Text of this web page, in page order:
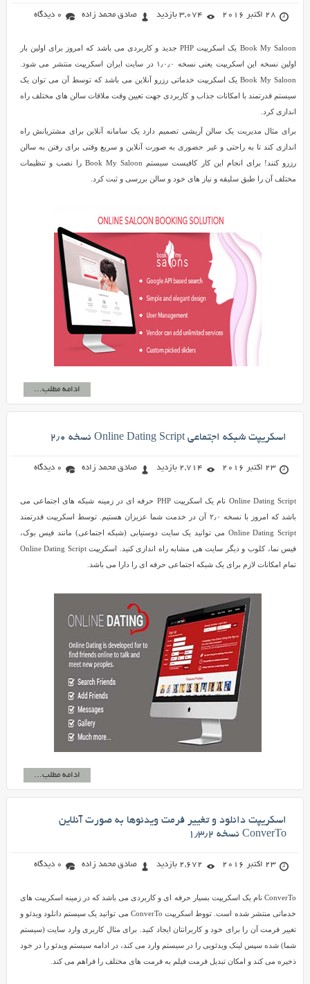
28 اکتبر 2016 3,074 بازدید صادق محمد زاده 0 دیدگاه
Book My Saloon یک اسکریپت PHP جدید و کاربردی می باشد که امروز برای اولین بار
اولین نسخه این اسکریپت یعنی نسخه ۱٫۰٫۰ در سایت ایران اسکریپت منتشر می شود.
Book My Saloon یک اسکریپت خدماتی رزرو آنلاین می باشد که توسط آن می توان یک
سیستم قدرتمند با امکانات جذاب و کاربردی جهت تعیین وقت ملاقات سالن های مختلف راه
اندازی کرد.
برای مثال مدیریت یک سالن آریشی تصمیم دارد یک سامانه آنلاین برای مشتریانش راه
اندازی کند تا به راحتی و غیر حضوری به صورت آنلاین و سریع وقتی برای رفتن به سالن
رزرو کنند! برای انجام این کار کافیست سیستم Book My Saloon را نصب و تنظیمات
مختلف آن را طبق سلیقه و نیاز های خود و سالن بررسی و ثبت کرد.
ادامه مطلب...
اسکریپت شبکه اجتماعی Online Dating Script نسخه ۲٫۰
23 اکتبر 2016 2,714 بازدید صادق محمد زاده 0 دیدگاه
Online Dating Script نام یک اسکریپت PHP حرفه ای در زمینه شبکه های اجتماعی می
باشد که امروز با نسخه ۲٫۰ آن در خدمت شما عزیزان هستیم. توسط اسکریپت قدرتمند
Online Dating Script می توانید یک سایت دوستیابی (شبکه اجتماعی) مانند فیس بوک،
فیس نما، کلوب و دیگر سایت هی مشابه راه اندازی کنید. اسکریپت Online Dating Script
تمام امکانات لازم برای یک شبکه اجتماعی حرفه ای را دارا می باشد.
ادامه مطلب...
اسکریپت دانلود و تغییر فرمت ویدئوها به صورت آنلاین
ConverTo نسخه ۱٫۳٫۲
23 اکتبر 2016 2,672 بازدید صادق محمد زاده 0 دیدگاه
ConverTo نام یک اسکریپت بسیار حرفه ای و کاربردی می باشد که در زمینه اسکریپت های
خدماتی منتشر شده است. تووط اسکریپت ConverTo می توانید یک سیستم دانلود ویدئو و
تغییر فرمت آن را برای خود و کاربرانتان ایجاد کنید. برای مثال کاربری وارد سایت (سیستم
شما) شده سپس لینک ویدئویی را در سیستم وارد می کند، در ادامه سیستم ویدئو را در خود
ذخیره می کند و امکان تبدیل فرمت فیلم به فرمت های مختلف را فراهم می کند.